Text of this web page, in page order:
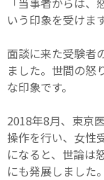
いう印象を受けま
面談に来た受験者
ました。世間の怒
な印象です。
2018年8月、東京
操作を行い、女性
になると、世論は
にも発展しました。